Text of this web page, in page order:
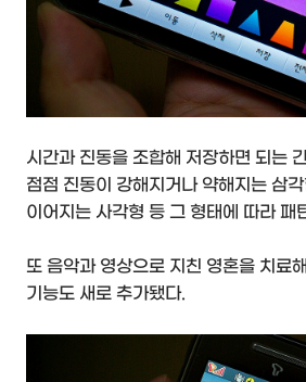
시간과 진동을 조합해 저장하면 되는
점점 진동이 강해지거나 약해지는 삼
이어지는 사각형 등 그 형태에 따라 패
또 음악과 영상으로 지친 영혼을 치료
기능도 새로 추가됐다.